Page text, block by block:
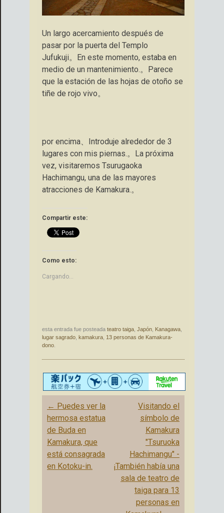
Un largo acercamiento después de
pasar por la puerta del Templo
Jufukuji。En este momento, estaba en
medio de un mantenimiento.。Parece
que la estación de las hojas de otoño se
tiñe de rojo vivo。
por encima、Introduje alrededor de 3
lugares con mis piernas.。La próxima
vez, visitaremos Tsurugaoka
Hachimangu, una de las mayores
atracciones de Kamakura.。
Compartir este:
Como esto:
Cargando...
esta entrada fue posteada teatro taiga Japón Kanagawa
lugar sagrado kamakura 13 personas de Kamakura-
dono
Mensaje
de
navegación
← Puedes ver la
hermosa estatua
de Buda en
Kamakura, que
está consagrada
en Kotoku-in.
Visitando el
símbolo de
Kamakura
"Tsuruoka
Hachimangu" -
¡También había una
sala de teatro de
taiga para 13
personas en